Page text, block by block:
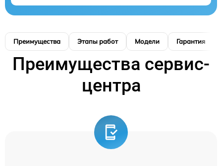
Преимущества Этапы работ Модели Гарантия
Преимущества сервис-
центра